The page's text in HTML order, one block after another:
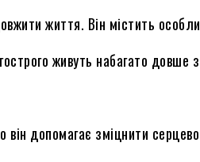
життя. Він містить
живуть набагато довше
допомагає зміцнити